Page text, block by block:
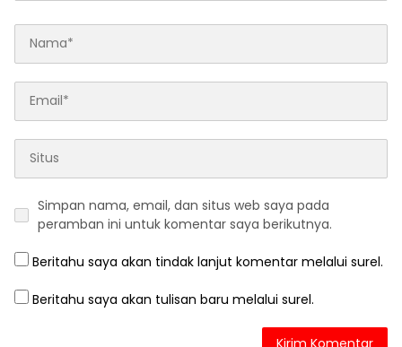
Simpan nama, email, dan situs web saya pada
peramban ini untuk komentar saya berikutnya.
Beritahu saya akan tindak lanjut komentar melalui surel.
Beritahu saya akan tulisan baru melalui surel.